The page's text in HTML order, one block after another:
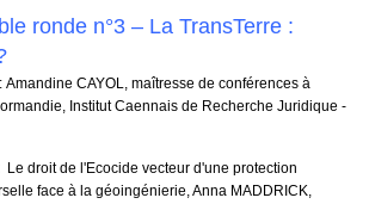
ronde n°3 – La TransTerre :
Amandine CAYOL, maîtresse de conférences à
Institut Caennais de Recherche Juridique -
droit de l'Ecocide vecteur d'une protection
face à la géoingénierie, Anna MADDRICK,